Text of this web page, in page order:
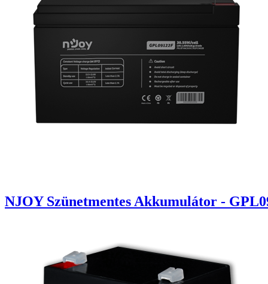
NJOY Szünetmentes Akkumulátor -